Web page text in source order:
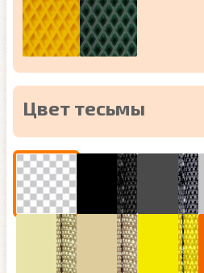
Цвет тесьмы